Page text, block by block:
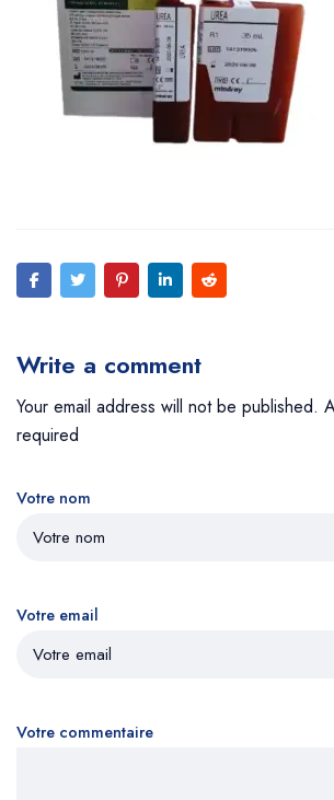
Write a comment
Your email address will not be published.
required
Votre nom
Votre email
Votre commentaire